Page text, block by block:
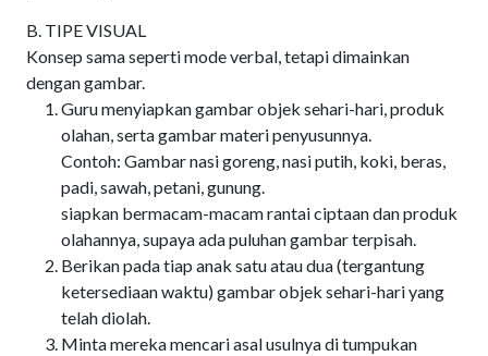
B. TIPE VISUAL
Konsep sama seperti mode verbal, tetapi dimainkan
dengan gambar.
Guru menyiapkan gambar objek sehari-hari, produk
olahan, serta gambar materi penyusunnya.
Contoh: Gambar nasi goreng, nasi putih, koki, beras,
padi, sawah, petani, gunung.
siapkan bermacam-macam rantai ciptaan dan produk
olahannya, supaya ada puluhan gambar terpisah.
Berikan pada tiap anak satu atau dua (tergantung
ketersediaan waktu) gambar objek sehari-hari yang
telah diolah.
Minta mereka mencari asal usulnya di tumpukan